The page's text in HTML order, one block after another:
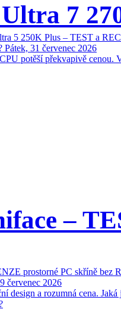
7
5 250K Plus – TEST a
Pátek, 31 červenec 2026
potěší překvapivě cenou.
–
prostorné PC skříně bez
červenec 2026
design a rozumná cena. Jaká